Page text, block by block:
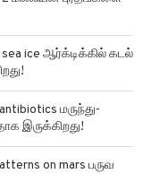
ice ஆர்க்டிக்கில் கடல்
மருந்து-
இருக்கிறது!
on mars பருவ